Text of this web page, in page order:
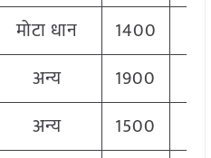
मोटा धान 1400
अन्य 1900
अन्य 1500